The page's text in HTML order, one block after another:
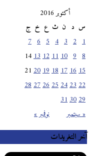
أكتوبر 2016
س
ث خ ج
« سبتمبر نوفمبر »
10
11
12
13
14
15
16
17
18
19
20
21
22
23
24
25
26
27
28
29
30
31
آخر التغريدات